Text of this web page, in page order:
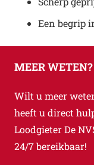
Een begrip
MEER WETEN?
Wilt u meer
heeft u direct
Loodgieter De
24/7 bereikbaar!